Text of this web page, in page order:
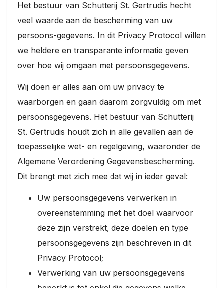
Het bestuur van Schutterij St. Gertrudis hecht
veel waarde aan de bescherming van uw
persoons-gegevens. In dit Privacy Protocol willen
we heldere en transparante informatie geven
over hoe wij omgaan met persoonsgegevens.
Wij doen er alles aan om uw privacy te
waarborgen en gaan daarom zorgvuldig om met
persoonsgegevens. Het bestuur van Schutterij
St. Gertrudis houdt zich in alle gevallen aan de
toepasselijke wet- en regelgeving, waaronder de
Algemene Verordening Gegevensbescherming.
Dit brengt met zich mee dat wij in ieder geval:
Uw persoonsgegevens verwerken in
overeenstemming met het doel waarvoor
deze zijn verstrekt, deze doelen en type
persoonsgegevens zijn beschreven in dit
Privacy Protocol;
Verwerking van uw persoonsgegevens